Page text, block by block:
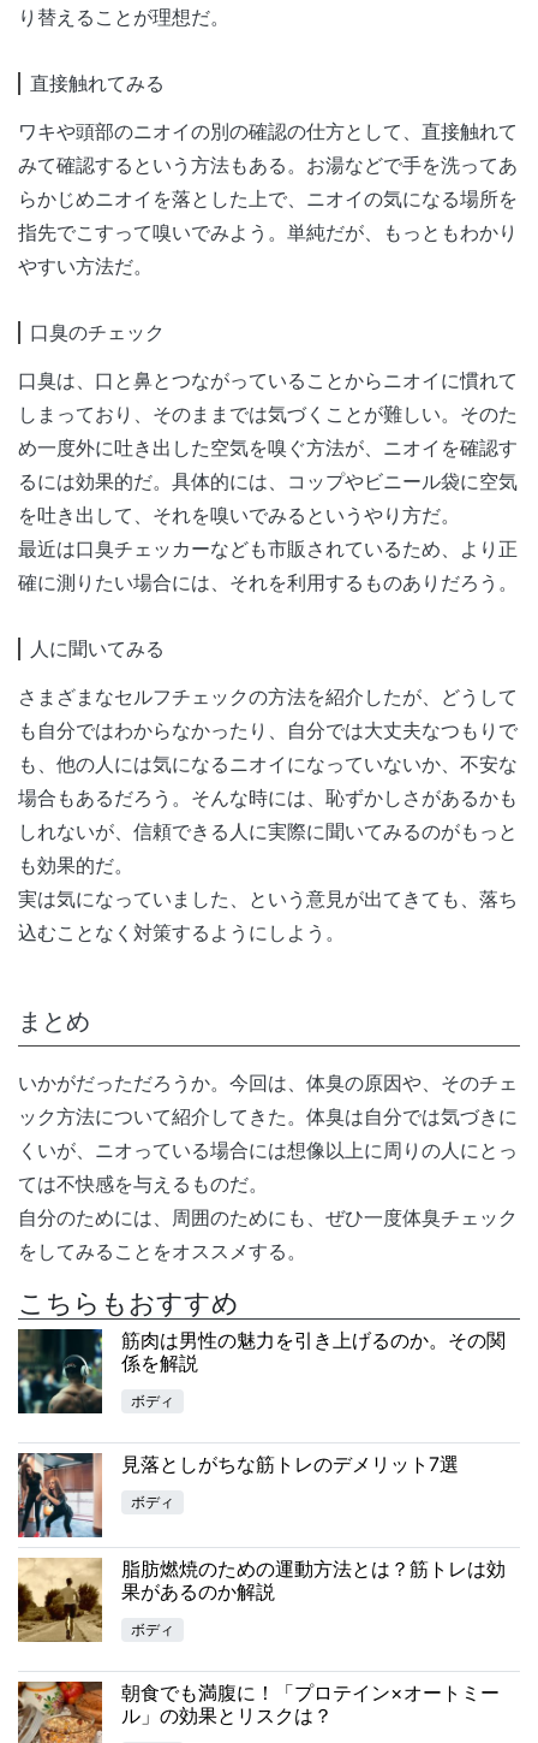
り替えることが理想だ。
直接触れてみる
ワキや頭部のニオイの別の確認の仕方として、直接触れて
みて確認するという方法もある。お湯などで手を洗ってあ
らかじめニオイを落とした上で、ニオイの気になる場所を
指先でこすって嗅いでみよう。単純だが、もっともわかり
やすい方法だ。
口臭のチェック
口臭は、口と鼻とつながっていることからニオイに慣れて
しまっており、そのままでは気づくことが難しい。そのた
め一度外に吐き出した空気を嗅ぐ方法が、ニオイを確認す
るには効果的だ。具体的には、コップやビニール袋に空気
を吐き出して、それを嗅いでみるというやり方だ。
最近は口臭チェッカーなども市販されているため、より正
確に測りたい場合には、それを利用するものありだろう。
人に聞いてみる
さまざまなセルフチェックの方法を紹介したが、どうして
も自分ではわからなかったり、自分では大丈夫なつもりで
も、他の人には気になるニオイになっていないか、不安な
場合もあるだろう。そんな時には、恥ずかしさがあるかも
しれないが、信頼できる人に実際に聞いてみるのがもっと
も効果的だ。
実は気になっていました、という意見が出てきても、落ち
込むことなく対策するようにしよう。
まとめ
いかがだっただろうか。今回は、体臭の原因や、そのチェ
ック方法について紹介してきた。体臭は自分では気づきに
くいが、ニオっている場合には想像以上に周りの人にとっ
ては不快感を与えるものだ。
自分のためには、周囲のためにも、ぜひ一度体臭チェック
をしてみることをオススメする。
こちらもおすすめ
筋肉は男性の魅力を引き上げるのか。その関
係を解説
ボディ
見落としがちな筋トレのデメリット7選
ボディ
脂肪燃焼のための運動方法とは？筋トレは効
果があるのか解説
ボディ
朝食でも満腹に！「プロテイン×オートミー
ル」の効果とリスクは？